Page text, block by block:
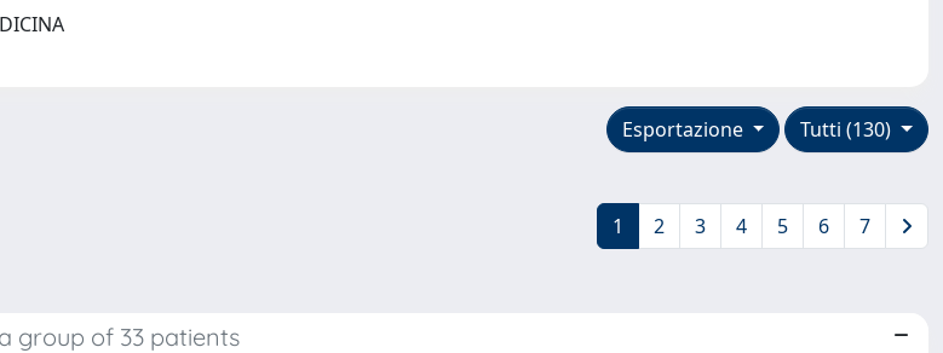
Tutti (130)
Esportazione
1 2 3 4 5 6 7
group of 33 patients